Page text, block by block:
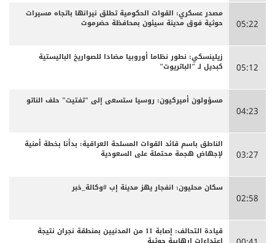
05:22
مصدر عسكري: القوات الحكومية تطلق نيرانها باتجاه مسيرات
حوثية فوق مدينة سيئون بمحافظة حضرموت
05:12
زيلينسكي: نطور نظاما أوروبيا مضادا للصواريخ الباليستية
كبديل لـ "الباتريوت"
04:23
مسؤولون أميركيون: روسيا ستسعى إلى "تفتيت" حلف الناتو
03:27
الناطق باسم قائد القوات المسلحة العراقية: بدأنا بخطة أمنية
لإجهاض هجمة محتملة على السعودية
02:58
سكان محليون: انفجار يهز مدينة إب #وكالة_خبر
قيادة التحالف: إصابة 11 من المدنيين بمنطقة نجران نتيجة